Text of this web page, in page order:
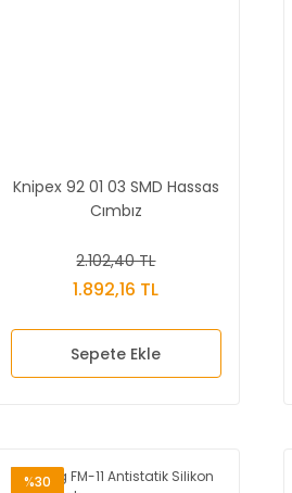
Knipex 92 01 03 SMD Hassas
Cımbız
2.102,40 TL
1.892,16 TL
Sepete Ekle
%30